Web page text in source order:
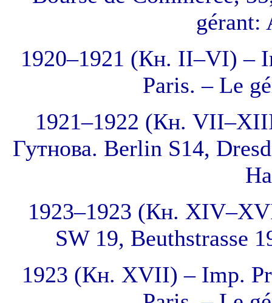
gérant:
1920–1921 (Кн. II–VI) –
Paris. – Le
1921–1922 (Кн.
Гутнова. Berlin S14,
1923–1923 (Кн.
SW 19, Beuthstrasse
1923 (Кн. XVII) – Imp.